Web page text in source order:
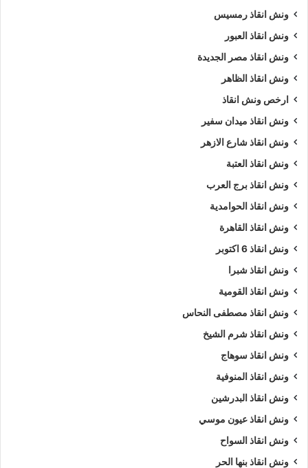
ونش انقاذ رمسيس
ونش انقاذ العبور
ونش انقاذ مصر الجديدة
ونش انقاذ الظاهر
ارخص ونش انقاذ
ونش انقاذ ميدان سفير
ونش انقاذ شارع الازهر
ونش انقاذ العتبة
ونش انقاذ برج العرب
ونش انقاذ الحوامدية
ونش انقاذ القاهرة
ونش انقاذ 6 اكتوبر
ونش انقاذ شبرا
ونش انقاذ القومية
ونش انقاذ مصطفى النحاس
ونش انقاذ شرم الشيخ
ونش انقاذ سوهاج
ونش انقاذ المنوفية
ونش انقاذ البدرشين
ونش انقاذ عيون موسي
ونش انقاذ السواح
ونش انقاذ بنها الحر